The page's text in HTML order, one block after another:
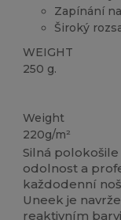
Zapínání
Široký
WEIGHT
250 g.
Weight
220g/m²
Silná
odolnost a
každodenní
Uneek je
reaktivním